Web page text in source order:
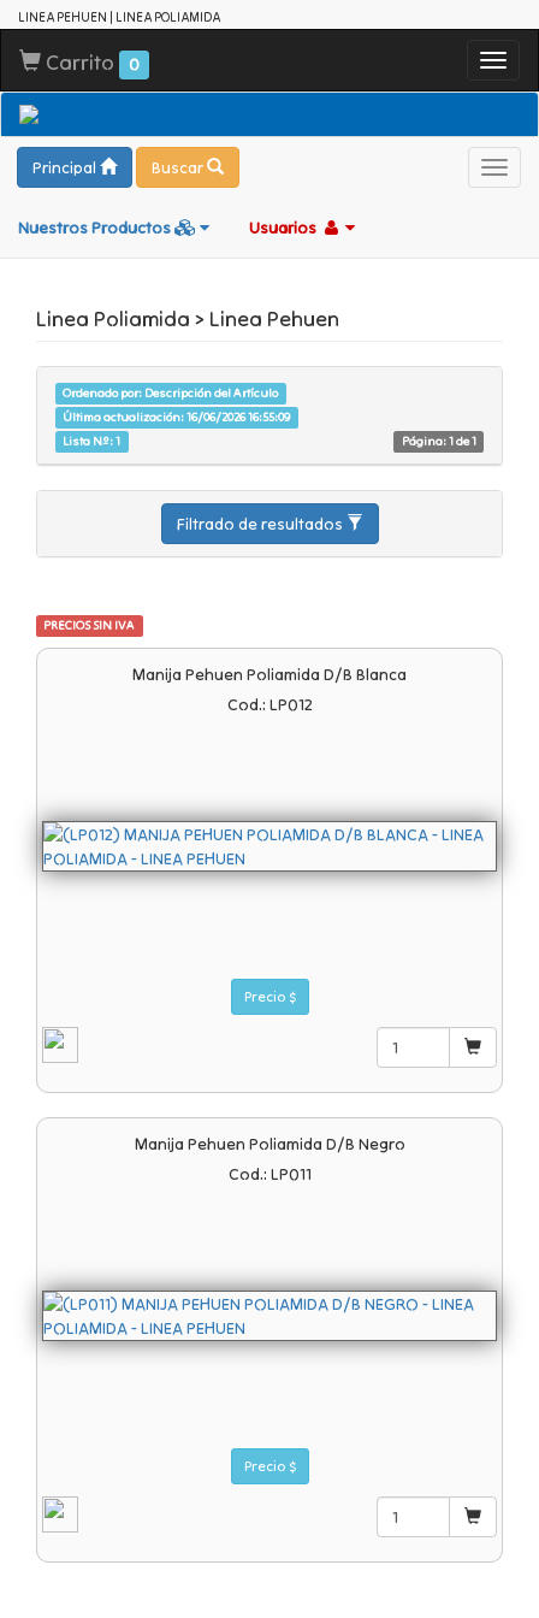
LINEA PEHUEN | LINEA POLIAMIDA
Carrito 0
Principal Buscar
Nuestros Productos Usuarios
Linea Poliamida > Linea Pehuen
Ordenado por: Descripción del Artículo
Última actualización: 16/06/2026 16:55:09
Lista Nº: 1
Página: 1 de 1
Filtrado de resultados
PRECIOS SIN IVA
Manija Pehuen Poliamida D/b Blanca
Cod.: LP012
Precio $
Manija Pehuen Poliamida D/b Negro
Cod.: LP011
Precio $